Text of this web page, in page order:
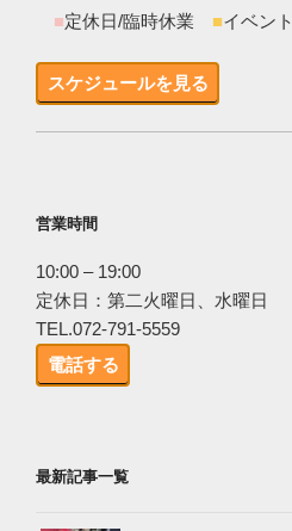
■定休日/臨時休業 ■イベント
スケジュールを見る
営業時間
10:00 – 19:00
定休日：第二火曜日、水曜日
TEL.072-791-5559
電話する
最新記事一覧